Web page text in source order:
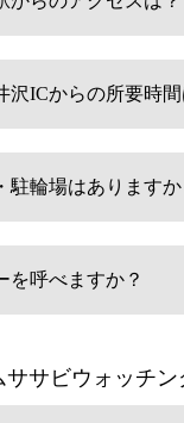
沢ICからの所要時間
駐輪場はありますか
を呼べますか？
ササビウォッチン